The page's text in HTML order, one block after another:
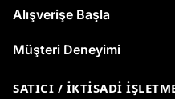
Alışverişe Başla
Müşteri Deneyimi
SATICI / İKTISADI